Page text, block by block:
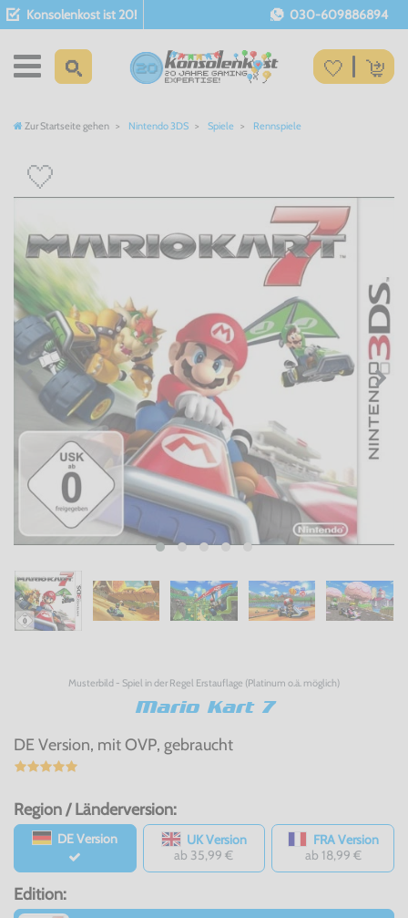
Konsolenkost ist 20! 030-609886894
Zur Startseite gehen Nintendo 3DS Spiele Rennspiele
Musterbild - Spiel in der Regel Erstauflage (Platinum o.ä. möglich)
Mario Kart 7
DE Version, mit OVP, gebraucht
Region / Länderversion:
DE Version
UK Version
ab 35,99 €
FRA Version
ab 18,99 €
Edition: